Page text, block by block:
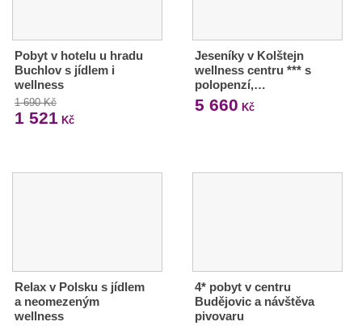
Pobyt v hotelu u hradu
Buchlov s jídlem i
wellness
1 690 Kč
1 521 Kč
Jeseníky v Kolštejn
wellness centru *** s
polopenzí,…
5 660 Kč
Relax v Polsku s jídlem
a neomezeným
wellness
4* pobyt v centru
Budějovic a návštěva
pivovaru